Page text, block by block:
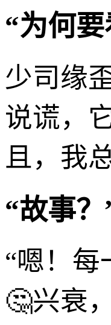
“为何
少司缘
说谎，
且，我
“故事
“嗯！
🤔兴衰